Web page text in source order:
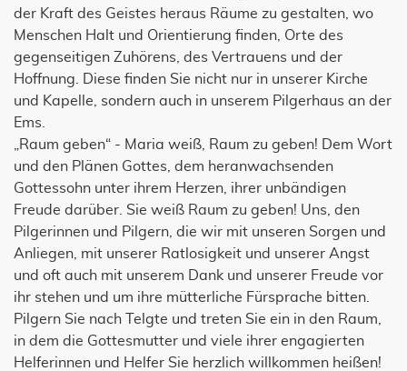
der Kraft des Geistes heraus Räume zu gestalten, wo
Menschen Halt und Orientierung finden, Orte des
gegenseitigen Zuhörens, des Vertrauens und der
Hoffnung. Diese finden Sie nicht nur in unserer Kirche
und Kapelle, sondern auch in unserem Pilgerhaus an der
Ems.
„Raum geben“ - Maria weiß, Raum zu geben! Dem Wort
und den Plänen Gottes, dem heranwachsenden
Gottessohn unter ihrem Herzen, ihrer unbändigen
Freude darüber. Sie weiß Raum zu geben! Uns, den
Pilgerinnen und Pilgern, die wir mit unseren Sorgen und
Anliegen, mit unserer Ratlosigkeit und unserer Angst
und oft auch mit unserem Dank und unserer Freude vor
ihr stehen und um ihre mütterliche Fürsprache bitten.
Pilgern Sie nach Telgte und treten Sie ein in den Raum,
in dem die Gottesmutter und viele ihrer engagierten
Helferinnen und Helfer Sie herzlich willkommen heißen!